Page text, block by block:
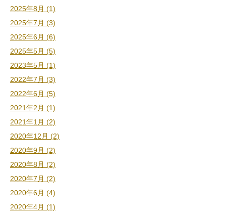
2025年8月 (1)
2025年7月 (3)
2025年6月 (6)
2025年5月 (5)
2023年5月 (1)
2022年7月 (3)
2022年6月 (5)
2021年2月 (1)
2021年1月 (2)
2020年12月 (2)
2020年9月 (2)
2020年8月 (2)
2020年7月 (2)
2020年6月 (4)
2020年4月 (1)